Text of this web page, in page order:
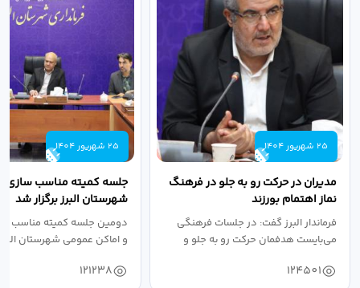
25 شهریور 1404
مدیران در حرکت رو به جلو در فرهنگ
نماز اهتمام بورزند
فرماندار البرز گفت: در جلسات فرهنگی
می‌بایست هدفمان حرکت رو به جلو و
124501
25 شهریور 1404
جلسه کمیته مناسب سازی
شهرستان البرز برگزار شد
دومین جلسه کمیته مناسب
و اماکن عمومی شهرستان
121238